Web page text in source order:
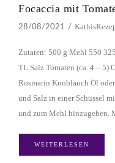
Focaccia mit
28/08/2021
Zutaten: 500 g Mehl 550
TL Salz Tomaten (ca. 4 – 5)
Rosmarin Knoblauch Öl
und Salz in einer Schüssel
und zum Mehl hinzugeben.
WEITERLESEN